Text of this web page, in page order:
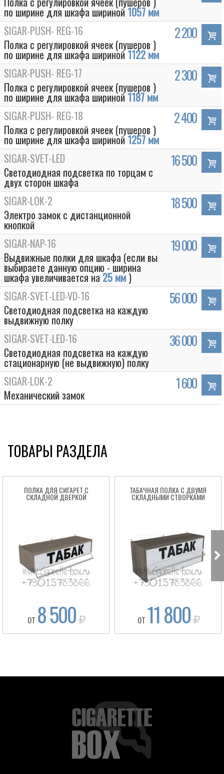
по ширине для шкафа шириной1057 мм
SIGAR-PUSH- REG-16
Полка с регулировкой ячеек (пушеров )
по ширине для шкафа шириной1122 мм
2 200
SIGAR-PUSH- REG-17
Полка с регулировкой ячеек (пушеров )
по ширине для шкафа шириной1187 мм
2 300
SIGAR-PUSH- REG-18
Полка с регулировкой ячеек (пушеров )
по ширине для шкафа шириной1257 мм
2 400
SIGAR-SVET-LED
Светодиодная подсветка по торцам с
двух сторон шкафа
16 500
SIGAR-LOK-2
Электро замок с дистанционной
кнопкой
18 500
SIGAR-NAP-16
Выдвижные полки для шкафа (если вы
выбираете данную опцию - ширина
шкафа увеличивается на 25 мм )
19 000
SIGAR-SVET-LED-VD-16
Светодиодная подсветка на каждую
выдвижную полку
56 000
SIGAR-SVET-LED-16
Светодиодная подсветка на каждую
стационарную (не выдвижную) полку
36 000
SIGAR-LOK-2
Механический замок
1 600
ТОВАРЫ РАЗДЕЛА
ПОЛКА ДЛЯ СИГАРЕТ С
СКЛАДНОЙ ДВЕРКОЙ
ОТ 8 500
ТАБАЧНАЯ ПОЛКА С ДВУМЯ
СКЛАДНЫМИ СТВОРКАМИ
ОТ 11 800